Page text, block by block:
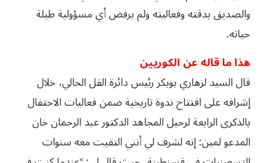
والصديق بدقته وفعاليته ولم يرفض أي مسؤولية طيلة
حياته.
هذا ما قاله عن الكوريين
قال السيد لزهاري بوبكر رئيس دائرة القل الحالي، خلال
إشرافه على افتتاح ندوة تاريخية ضمن فعاليات الاحتفال
بالذكرى الرابعة لرحيل المجاهد الدكتور عبد الرحمان خان
المدعو لمين: إنه لشرف لي أنني التقيت معه سنوات